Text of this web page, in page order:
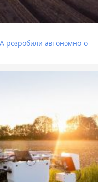
розробили автономного